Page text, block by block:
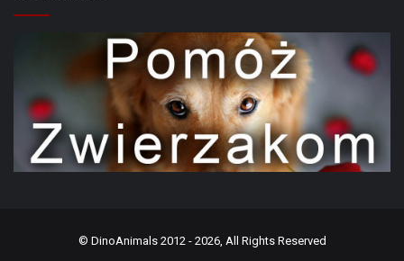
© DinoAnimals2012 - 2026, All Rights Reserved